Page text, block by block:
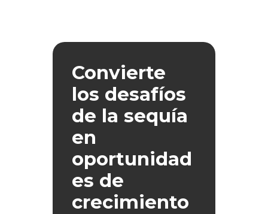
Convierte
los desafíos
de la sequía
en
oportunidad
es de
crecimiento